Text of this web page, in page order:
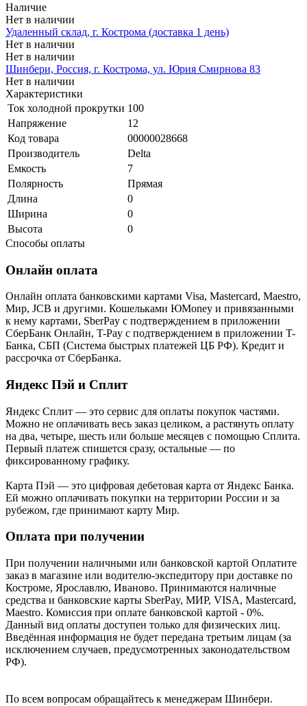
Наличие
Нет в наличии
Удаленный склад, г. Кострома (доставка 1 день)
Нет в наличии
Нет в наличии
Шинбери, Россия, г. Кострома, ул. Юрия Смирнова 83
Нет в наличии
Характеристики
Ток холодной прокрутки 100
Напряжение
12
Код товара
00000028668
Производитель
Delta
Емкость
7
Полярность
Прямая
Длина
0
Ширина
0
Высота
0
Способы оплаты
Онлайн оплата
Онлайн оплата банковскими картами Visa, Mastercard, Maestro,
Мир, JCB и другими. Кошельками ЮMoney и привязанными
к нему картами, SberPay с подтверждением в приложении
СберБанк Онлайн, T-Pay с подтверждением в приложении T-
Банка, СБП (Система быстрых платежей ЦБ РФ). Кредит и
рассрочка от СберБанка.
Яндекс Пэй и Сплит
Яндекс Cплит — это сервис для оплаты покупок частями.
Можно не оплачивать весь заказ целиком, а растянуть оплату
на два, четыре, шесть или больше месяцев с помощью Сплита.
Первый платеж спишется сразу, остальные — по
фиксированному графику.
Карта Пэй — это цифровая дебетовая карта от Яндекс Банка.
Ей можно оплачивать покупки на территории России и за
рубежом, где принимают карту Мир.
Оплата при получении
При получении наличными или банковской картой Оплатите
заказ в магазине или водителю-экспедитору при доставке по
Костроме, Ярославлю, Иваново. Принимаются наличные
средства и банковские карты SberPay, МИР, VISA, Mastercard,
Maestro. Комиссия при оплате банковской картой - 0%.
Данный вид оплаты доступен только для физических лиц.
Введённая информация не будет передана третьим лицам (за
исключением случаев, предусмотренных законодательством
РФ).
По всем вопросам обращайтесь к менеджерам Шинбери.